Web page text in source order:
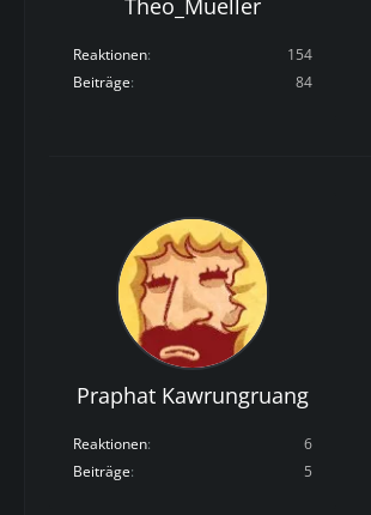
Reaktionen
154
Beiträge
84
Praphat Kawrungruang
Reaktionen
6
Beiträge
5